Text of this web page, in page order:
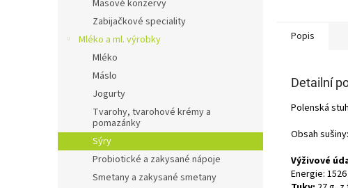
Masové konzervy
Zabijačkové speciality
Mléko a ml. výrobky
Mléko
Máslo
Jogurty
Tvarohy, tvarohové krémy a
pomazánky
Sýry
Probiotické a zakysané nápoje
Smetany a zakysané smetany
Popis
Detailní
Polenská
Obsah
Výživové
Energie: